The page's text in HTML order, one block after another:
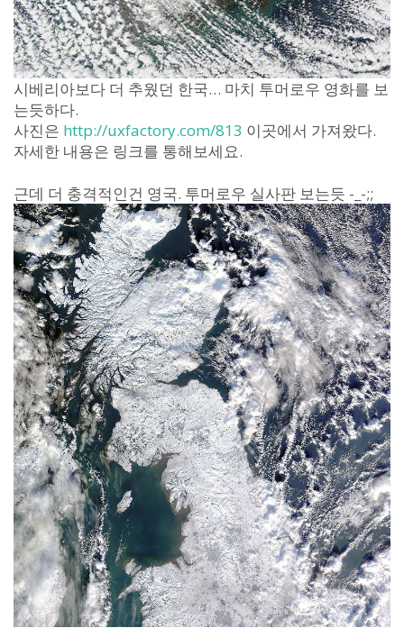
시베리아보다 더 추웠던 한국… 마치 투머로우 영화를 보
는듯하다.
사진은 http://uxfactory.com/813 이곳에서 가져왔다.
자세한 내용은 링크를 통해보세요.
근데 더 충격적인건 영국. 투머로우 실사판 보는듯 -_-;;